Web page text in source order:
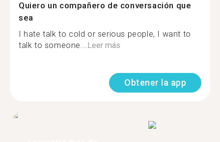
Quiero un compañero de conversación que
sea
I hate talk to cold or serious people, I want to
talk to someone...Leer más
Obtener la app